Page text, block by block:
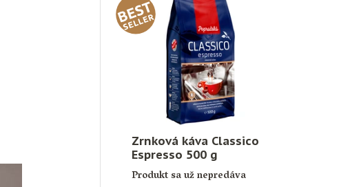
Zrnková káva Classico
Espresso 500 g
Produkt sa už nepredáva